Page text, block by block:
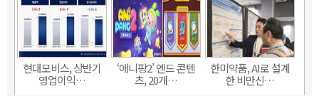
현대모비스, 상반기
영업이익…
‘애니팡2’ 엔드 콘텐
츠, 20개…
한미약품, AI로 설계
한 비만신…